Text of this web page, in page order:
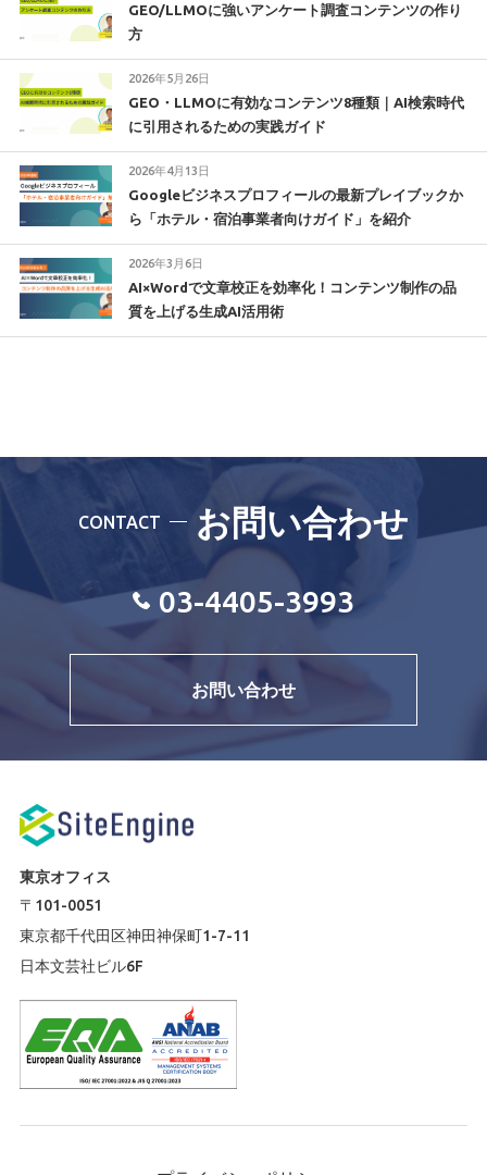
GEO/LLMOに強いアンケート調査コンテンツの作り
方
2026年5月26日
GEO・LLMOに有効なコンテンツ8種類｜AI検索時代
に引用されるための実践ガイド
2026年4月13日
Googleビジネスプロフィールの最新プレイブックか
ら「ホテル・宿泊事業者向けガイド」を紹介
2026年3月6日
AI×Wordで文章校正を効率化！コンテンツ制作の品
質を上げる生成AI活用術
CONTACT お問い合わせ
03-4405-3993
お問い合わせ
東京オフィス
〒101-0051
東京都千代田区神田神保町1-7-11
日本文芸社ビル6F